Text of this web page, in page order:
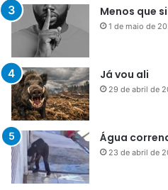
29 de abril de
23 de abril de